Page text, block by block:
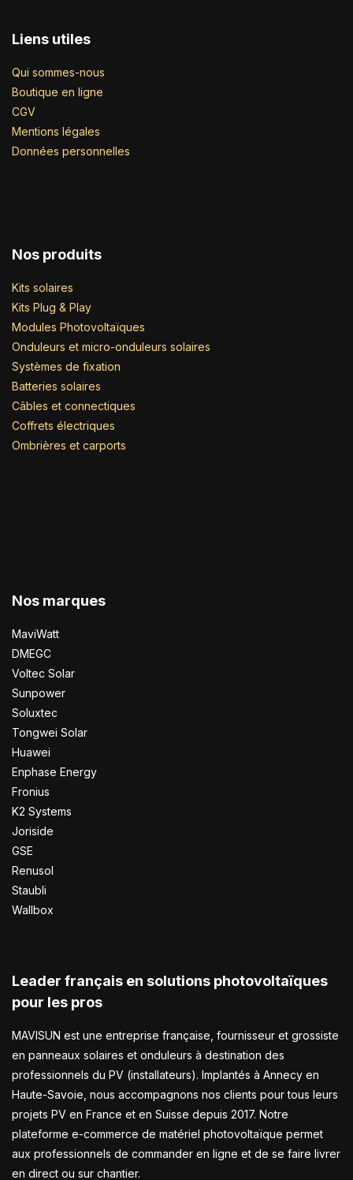
Liens utiles
Qui sommes-nous
Boutique en ligne
CGV
Mentions légales
Données personnelles
Nos produits
Kits solaires
Kits Plug & Play
Modules Photovoltaïques
Onduleurs et micro-onduleurs solaires
Systèmes de fixation
Batteries solaires
Câbles et connectiques
Coffrets électriques
Ombrières et carports
Nos marques
MaviWatt
DMEGC
Voltec Solar
Sunpower
Soluxtec
Tongwei Solar
Huawei
Enphase Energy
Fronius
K2 Systems
Joriside
GSE
Renusol
Staubli
Wallbox
Leader français en solutions photovoltaïques
pour les pros
MAVISUN est une entreprise française, fournisseur et grossiste
en panneaux solaires et onduleurs à destination des
professionnels du PV (installateurs). Implantés à Annecy en
Haute-Savoie, nous accompagnons nos clients pour tous leurs
projets PV en France et en Suisse depuis 2017. Notre
plateforme e-commerce de matériel photovoltaïque permet
aux professionnels de commander en ligne et de se faire livrer
en direct ou sur chantier.